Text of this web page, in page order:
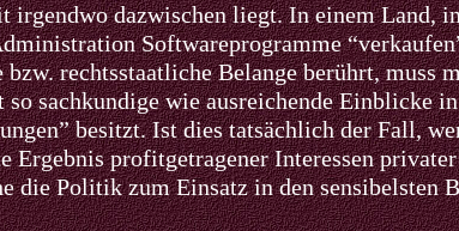
irgendwo dazwischen liegt. In einem Land,
Softwareprogramme
rechtsstaatliche Belange berührt, muss
so sachkundige wie ausreichende Einblicke
besitzt. Ist dies tatsächlich der Fall,
Ergebnis profitgetragener Interessen
die Politik zum Einsatz in den sensibelsten